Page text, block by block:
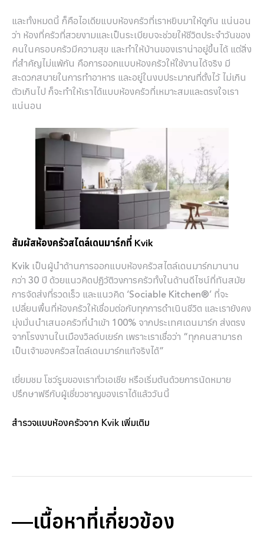
และทั้งหมดนี้ ก็คือไอเดียแบบห้องครัวที่เราหยิบมาให้ดูกัน แน่นอน
ว่า ห้องที่ครัวที่สวยงามและเป็นระเบียบจะช่วยให้ชีวิตประจำวันของ
คนในครอบครัวมีความสุข และทำให้บ้านของเราน่าอยู่ขึ้นได้ แต่สิ่ง
ที่สำคัญไม่แพ้กัน คือการออกแบบห้องครัวให้ใช้งานได้จริง มี
สะดวกสบายในการทำอาหาร และอยู่ในงบประมาณที่ตั้งไว้ ไม่เกิน
ตัวเกินไป ก็จะทำให้เราได้แบบห้องครัวที่เหมาะสมและตรงใจเรา
แน่นอน
สัมผัสห้องครัวสไตล์เดนมาร์กที่ Kvik
Kvik เป็นผู้นำด้านการออกแบบห้องครัวสไตล์เดนมาร์กมานาน
กว่า 30 ปี ด้วยแนวคิดปฏิวัติวงการครัวทั้งในด้านดีไซน์ที่ทันสมัย
การจัดส่งที่รวดเร็ว และแนวคิด ‘Sociable Kitchen®’ ที่จะ
เปลี่ยนพื้นที่ห้องครัวให้เชื่อมต่อกับทุกการดำเนินชีวิต และเรายังคง
มุ่งมั่นนำเสนอครัวที่นำเข้า 100% จากประเทศเดนมาร์ก ส่งตรง
จากโรงงานในเมืองวิลด์บเยร์ก เพราะเราเชื่อว่า “ทุกคนสามารถ
เป็นเจ้าของครัวสไตล์เดนมาร์กแท้จริงได้”
เยี่ยมชม โชว์รูมของเราทั่วเอเชีย หรือเริ่มต้นด้วยการนัดหมาย
ปรึกษาฟรีกับผู้เชี่ยวชาญของเราได้แล้ววันนี้
สำรวจแบบห้องครัวจาก Kvik เพิ่มเติม
เนื้อหาที่เกี่ยวข้อง